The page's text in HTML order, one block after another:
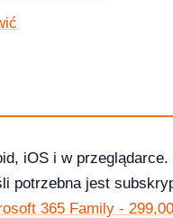
iOS i w przeglądarce.
potrzebna jest
365 Family -